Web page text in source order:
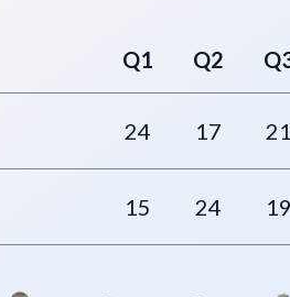
Q1 Q2
24 17 21
15 24 19